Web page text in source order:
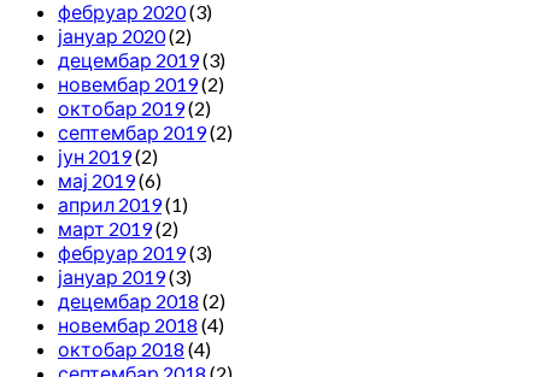
фебруар 2020(3)
јануар 2020(2)
децембар 2019(3)
новембар 2019(2)
октобар 2019(2)
септембар 2019(2)
јун 2019(2)
мај 2019(6)
април 2019(1)
март 2019(2)
фебруар 2019(3)
јануар 2019(3)
децембар 2018 (2)
новембар 2018 (4)
октобар 2018 (4)